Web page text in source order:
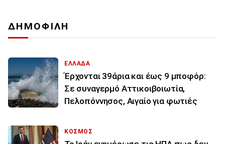
ΔΗΜΟΦΙΛΗ
ΕΛΛΑΔΑ
Έρχονται 39άρια και έως 9 μποφόρ:
Σε συναγερμό Αττικοιβοιωτία,
Πελοπόννησος, Αιγαίο για φωτιές
ΚΟΣΜΟΣ